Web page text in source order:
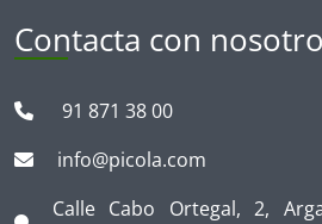
Contacta con
91 871 38 00
info@picola.com
Calle Cabo Ortegal, 2,